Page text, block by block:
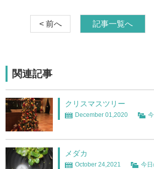
< 前へ 記事一覧へ
関連記事
クリスマスツリー
December 01,2020
メダカ
October 24,2021 今